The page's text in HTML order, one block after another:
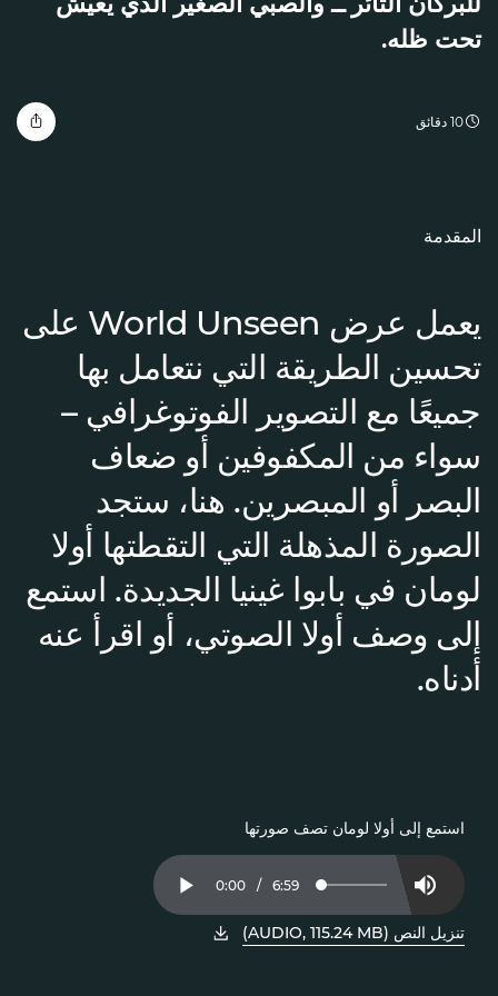
تحت ظله.
10 دقائق
المقدمة
يعمل عرض World Unseen على
تحسين الطريقة التي نتعامل بها
جميعًا مع التصوير الفوتوغرافي –
سواء من المكفوفين أو ضعاف
البصر أو المبصرين. هنا، ستجد
الصورة المذهلة التي التقطتها أولا
لومان في بابوا غينيا الجديدة. استمع
إلى وصف أولا الصوتي، أو اقرأ عنه
أدناه.
استمع إلى أولا لومان تصف صورتها
Play Mute
Current
Time
0:00 / Duration
6:59 Loaded:
تنزيل النص (AUDIO, 115.24 MB)
، افتح PDF في نافذة جديدة